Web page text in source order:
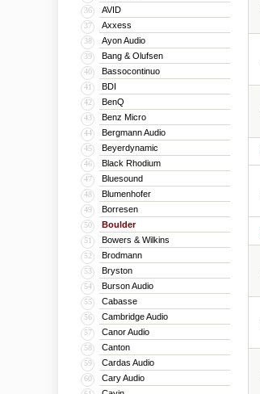
36 AVID
37 Axxess
38 Ayon Audio
39 Bang & Olufsen
40 Bassocontinuo
41 BDI
42 BenQ
43 Benz Micro
44 Bergmann Audio
45 Beyerdynamic
46 Black Rhodium
47 Bluesound
48 Blumenhofer
49 Borresen
50 Boulder
51 Bowers & Wilkins
52 Brodmann
53 Bryston
54 Burson Audio
55 Cabasse
56 Cambridge Audio
57 Canor Audio
58 Canton
59 Cardas Audio
60 Cary Audio